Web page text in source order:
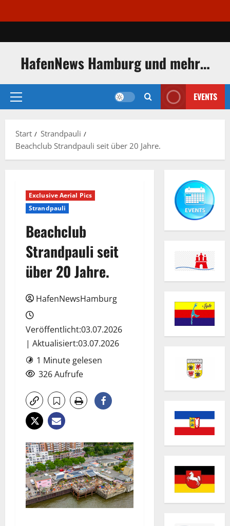
Inhalt
HafenNews Hamburg und mehr…
Primäres
EVENTS
Start
Strandpauli
Beachclub Strandpauli seit über 20 Jahre.
Exclusive Aerial Pics
Strandpauli
Beachclub
Strandpauli seit
über 20 Jahre.
HafenNewsHamburg
Veröffentlicht:03.07.2026
| Aktualisiert:03.07.2026
1 Minute gelesen
326 Aufrufe